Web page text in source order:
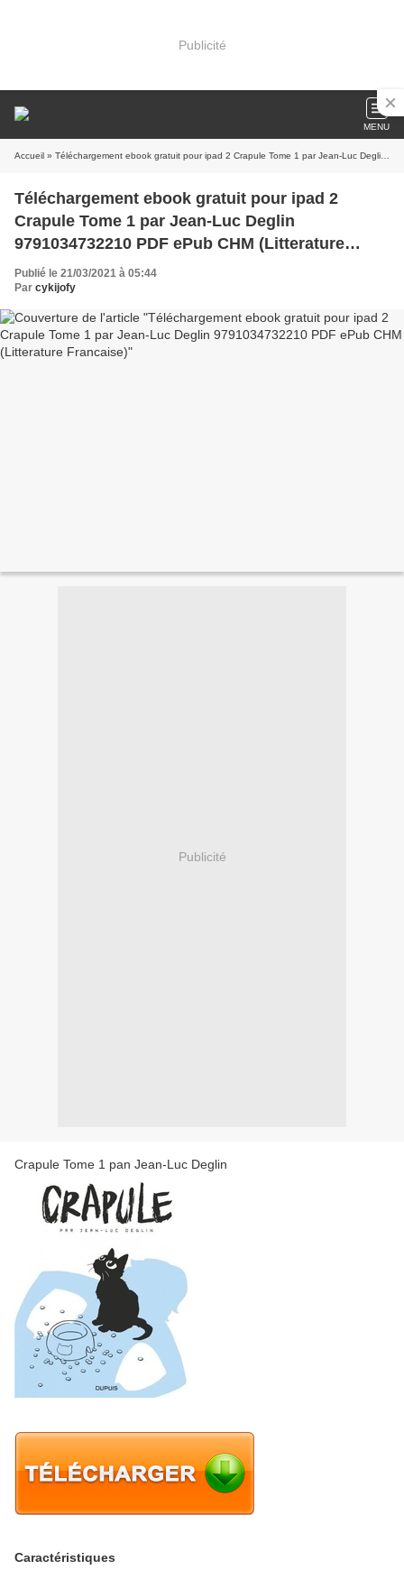
Publicité
MENU
Accueil » Téléchargement ebook gratuit pour ipad 2 Crapule Tome 1 par Jean-Luc Deglin 9791034732210 PDF ePub CHM (Litterature Francaise)
Téléchargement ebook gratuit pour ipad 2
Crapule Tome 1 par Jean-Luc Deglin
9791034732210 PDF ePub CHM (Litterature
Francaise)
Publié le 21/03/2021 à 05:44
Par cykijofy
Publicité
Crapule Tome 1 pan Jean-Luc Deglin
Caractéristiques